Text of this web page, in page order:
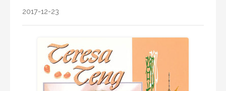
2017-12-23